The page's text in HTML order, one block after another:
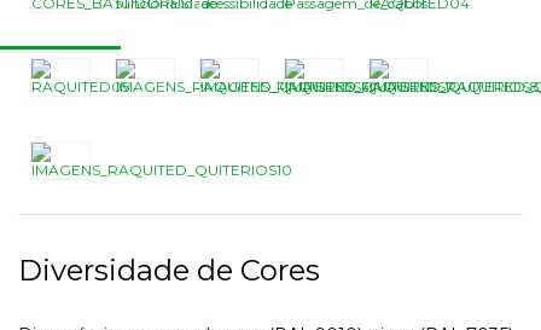
Diversidade de Cores